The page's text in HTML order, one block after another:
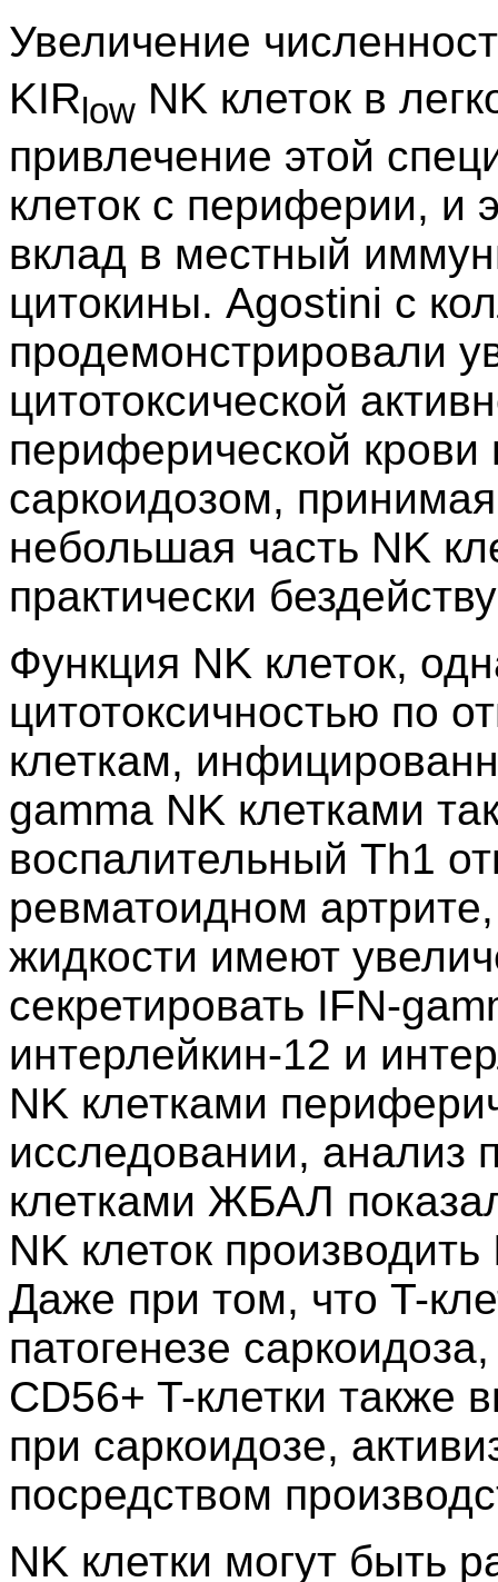
Увеличение
KIR low NK клеток в
привлечение этой
клеток с периферии, и
вклад в местный
цитокины. Agostini с
продемонстрировали
цитотоксической
периферической
саркоидозом,
небольшая часть NK
практически
Функция NK клеток,
цитотоксичностью по
клеткам,
gamma NK клетками
воспалительный Th1
ревматоидном
жидкости имеют
секретировать IFN-
интерлейкин-12 и
NK клетками
исследовании, анализ
клетками ЖБАЛ
NK клеток
Даже при том, что T-
патогенезе
CD56+ T-клетки также
при саркоидозе,
посредством
NK клетки могут быть